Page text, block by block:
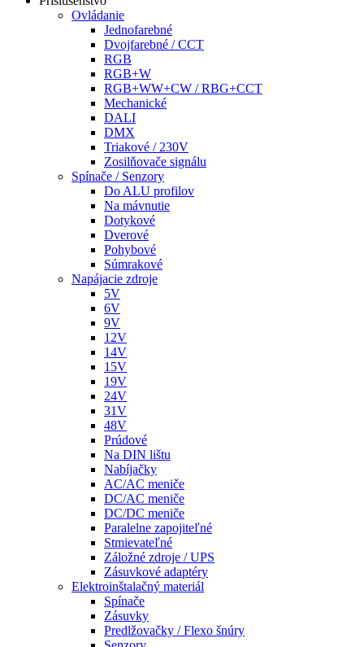
Ovládanie
Jednofarebné
Dvojfarebné / CCT
RGB
RGB+W
RGB+WW+CW / RBG+CCT
Mechanické
DALI
DMX
Triakové / 230V
Zosilňovače signálu
Spínače / Senzory
Do ALU profilov
Na mávnutie
Dotykové
Dverové
Pohybové
Súmrakové
Napájacie zdroje
5V
6V
9V
12V
14V
15V
19V
24V
31V
48V
Prúdové
Na DIN lištu
Nabíjačky
AC/AC meniče
DC/AC meniče
DC/DC meniče
Paralelne zapojiteľné
Stmievateľné
Záložné zdroje / UPS
Zásuvkové adaptéry
Elektroinštalačný materiál
Spínače
Zásuvky
Predlžovačky / Flexo šnúry